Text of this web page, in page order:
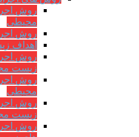
روش
محیطی
روش
اهداف
روش
زیست
روش
محیطی
روش
زیست
روش